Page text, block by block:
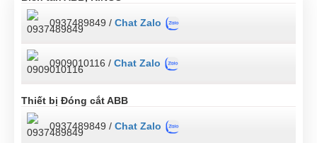
0937489849 / Chat Zalo
0909010116 / Chat Zalo
Thiết bị Đóng cắt ABB
0937489849 / Chat Zalo